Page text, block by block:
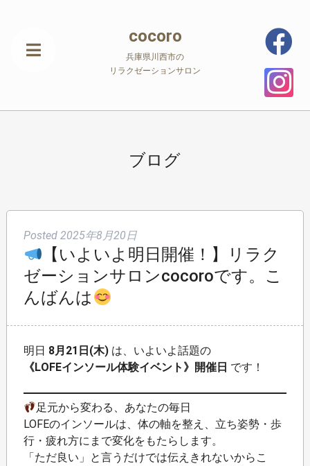
cocoro
兵庫県川西市の
リラクゼーションサロン
ブログ
Posted 2025年8月20日
【いよいよ明日開催！】リラク
ゼーションサロンcocoroです。こ
んばんは
明日 8月21日(木)は、いよいよ話題の
《LOFEインソール体験イベント》開催日 です！
足元から変わる、あなたの毎日
LOFEのインソールは、体の軸を整え、立ち姿勢・歩
行・疲れ方にまで変化をもたらします。
「ただ良い」と言うだけでは伝えきれないからこ